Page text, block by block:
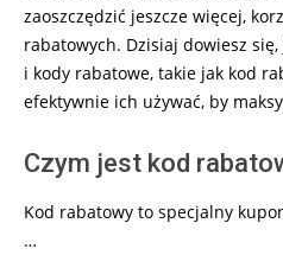
zaoszczędzić jeszcze więcej,
rabatowych. Dzisiaj dowiesz
i kody rabatowe, takie jak kod
efektywnie ich używać, by
Czym jest kod
Kod rabatowy to specjalny
…